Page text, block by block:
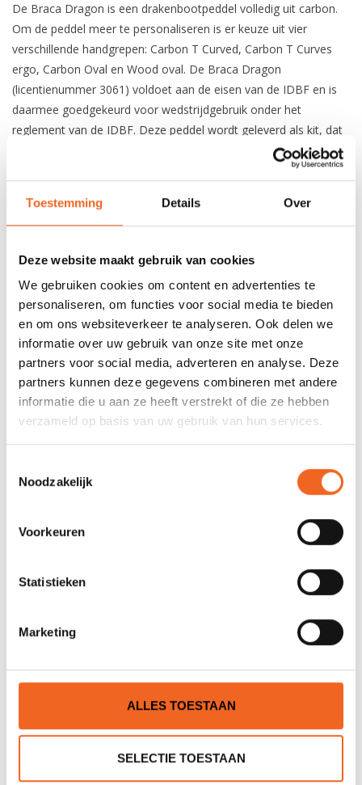
Toestemming Details Over
Deze website maakt gebruik van cookies
We gebruiken cookies om content en advertenties te
personaliseren, om functies voor social media te bieden
en om ons websiteverkeer te analyseren. Ook delen we
informatie over uw gebruik van onze site met onze
partners voor social media, adverteren en analyse. Deze
partners kunnen deze gegevens combineren met andere
informatie die u aan ze heeft verstrekt of die ze hebben
verzameld op basis van uw gebruik van hun services.
Noodzakelijk
Voorkeuren
Statistieken
Marketing
ALLES TOESTAAN
SELECTIE TOESTAAN
De Braca Dragon is een drakenbootpeddel volledig uit carbon.
Om de peddel meer te personaliseren is er keuze uit vier
verschillende handgrepen: Carbon T Curved, Carbon T Curves
ergo, Carbon Oval en Wood oval. De Braca Dragon
(licentienummer 3061) voldoet aan de eisen van de IDBF en is
daarmee goedgekeurd voor wedstrijdgebruik onder het
reglement van de IDBF. Deze peddel wordt geleverd als kit, dat
houdt in dat de steel en het blad los worden geleverd inclusief
SPECIFICATIES
Steel: Carbon mix
Deelbaar:
Bladoppervlak: -
Gewicht: 360 gr.